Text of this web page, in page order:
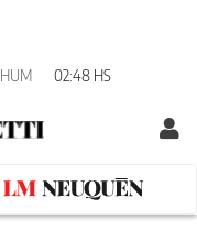
HUM 02:48 HS